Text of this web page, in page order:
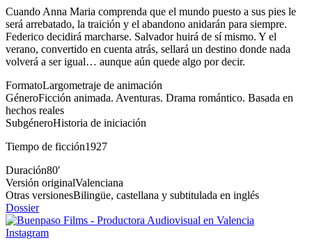
Cuando Anna Maria comprenda que el mundo puesto a sus pies le
será arrebatado, la traición y el abandono anidarán para siempre.
Federico decidirá marcharse. Salvador huirá de sí mismo. Y el
verano, convertido en cuenta atrás, sellará un destino donde nada
volverá a ser igual… aunque aún quede algo por decir.
FormatoLargometraje de animación
GéneroFicción animada. Aventuras. Drama romántico. Basada en
hechos reales
SubgéneroHistoria de iniciación
Tiempo de ficción1927
Duración80′
Versión originalValenciana
Otras versionesBilingüe, castellana y subtitulada en inglés
Dossier
Instagram